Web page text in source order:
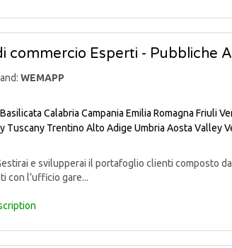
commercio Esperti - Pubbliche
WEMAPP
Basilicata Calabria Campania Emilia Romagna Friuli
Tuscany Trentino Alto Adige Umbria Aosta Valley
e svilupperai il portafoglio clienti composto
con l’ufficio gare...